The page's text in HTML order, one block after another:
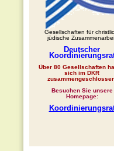
Gesellschaften für
jüdische
Deutscher
Über 80 Gesellschaften
sich im DKR
Besuchen Sie unsere
Homepage: